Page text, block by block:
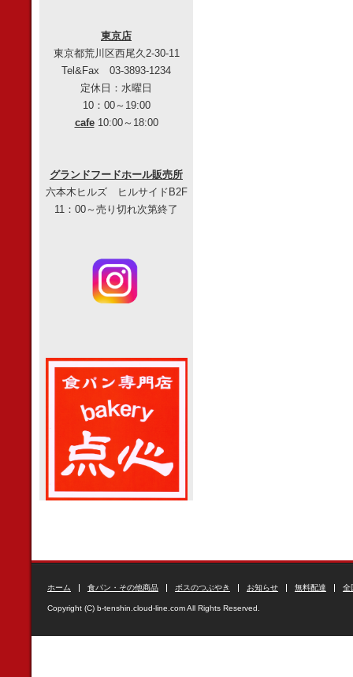
東京店
東京都荒川区西尾久2-30-11
Tel&Fax 03-3893-1234
定休日：水曜日
10：00～19:00
cafe10:00～18:00
グランドフードホール販売所
六本木ヒルズ ヒルサイドB2F
11：00～売り切れ次第終了
ホーム 食パン・その他商品 ボスのつぶやき お知らせ 無料配達 全
Copyright (C) b-tenshin.cloud-line.com All Rights Reserved.